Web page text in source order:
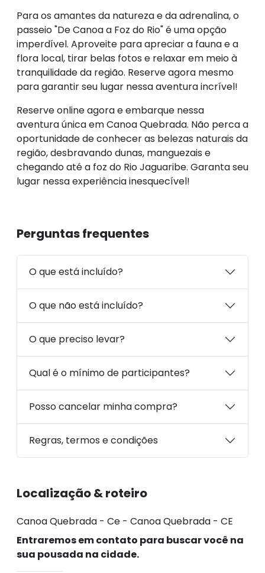
Para os amantes da natureza e da adrenalina, o
passeio "De Canoa a Foz do Rio" é uma opção
imperdível. Aproveite para apreciar a fauna e a
flora local, tirar belas fotos e relaxar em meio à
tranquilidade da região. Reserve agora mesmo
para garantir seu lugar nessa aventura incrível!
Reserve online agora e embarque nessa
aventura única em Canoa Quebrada. Não perca a
oportunidade de conhecer as belezas naturais da
região, desbravando dunas, manguezais e
chegando até a foz do Rio Jaguaribe. Garanta seu
lugar nessa experiência inesquecível!
Perguntas frequentes
O que está incluído?
O que não está incluído?
O que preciso levar?
Qual é o mínimo de participantes?
Posso cancelar minha compra?
Regras, termos e condições
Localização & roteiro
Canoa Quebrada - Ce - Canoa Quebrada - CE
Entraremos em contato para buscar você na
sua pousada na cidade.